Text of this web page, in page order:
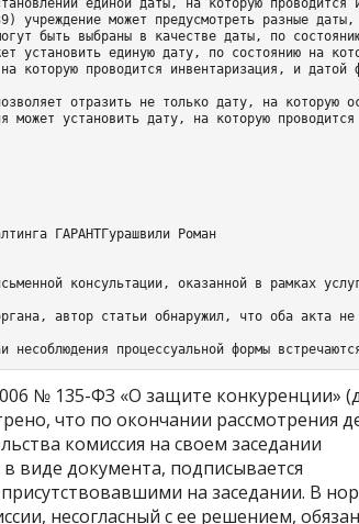
единой даты, на которую проводится
учреждение может предусмотреть разные
быть выбраны в качестве даты, по
установить единую дату, по состоянию на
проводится инвентаризация, и датой
отразить не только дату, на которую
может установить дату, на которую
ГАРАНТГурашвили Роман
консультации, оказанной в рамках
автор статьи обнаружил, что оба
несоблюдения процессуальной формы
№ 135-ФЗ «О защите конкуренции»
что по окончании рассмотрения
комиссия на своем заседании
виде документа, подписывается
на заседании. В
несогласный с ее решением, обязан